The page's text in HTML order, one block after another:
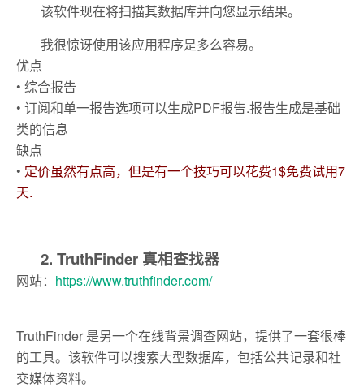
该软件现在将扫描其数据库并向您显示结果。
我很惊讶使用该应用程序是多么容易。
优点
• 综合报告
• 订阅和单一报告选项可以生成PDF报告.报告生成是基础
类的信息
缺点
• 定价虽然有点高，但是有一个技巧可以花费1$免费试用7
天.
2. TruthFinder 真相查找器
网站： https://www.truthfinder.com/
TruthFinder 是另一个在线背景调查网站，提供了一套很棒
的工具。该软件可以搜索大型数据库，包括公共记录和社
交媒体资料。